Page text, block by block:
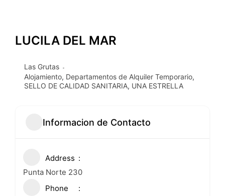
LUCILA DEL MAR
Las Grutas
Alojamiento, Departamentos de Alquiler Temporario,
SELLO DE CALIDAD SANITARIA, UNA ESTRELLA
Informacion de Contacto
Address
Punta Norte 230
Phone